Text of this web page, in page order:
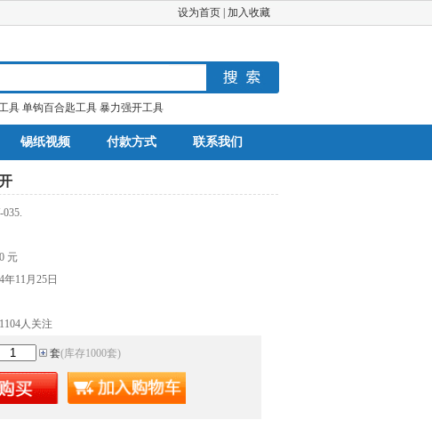
设为首页 加入收藏
具 单钩百合匙工具 暴力强开工具
锡纸视频 付款方式 联系我们
元
年11月25日
1104人关注
套(库存1000套)